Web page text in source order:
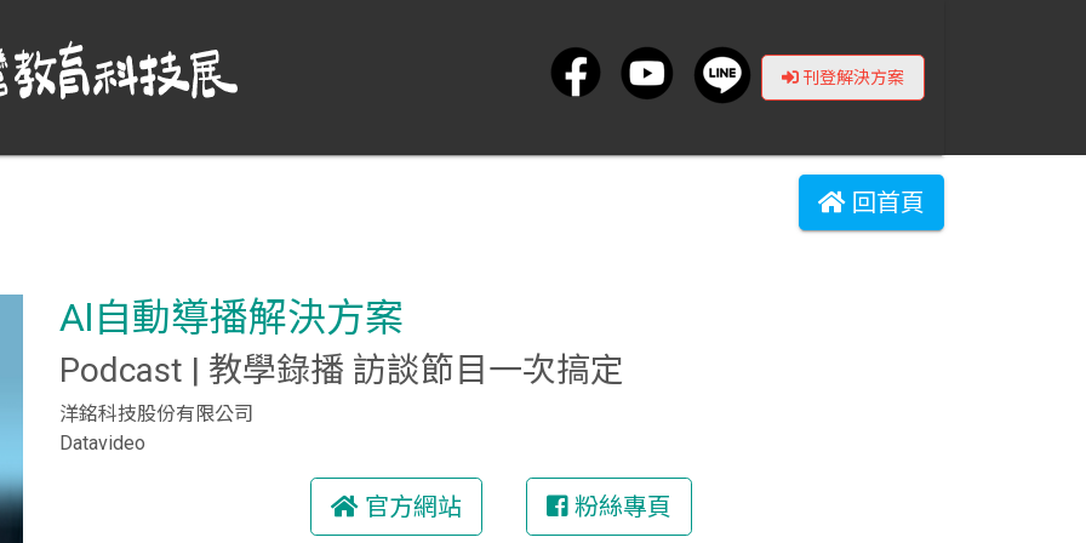
刊登解決方案
回首頁
Al自動導播解決方案
Podcast | 教學錄播 訪談節目一次搞定
洋銘科技股份有限公司
Datavideo
官方網站 粉絲專頁